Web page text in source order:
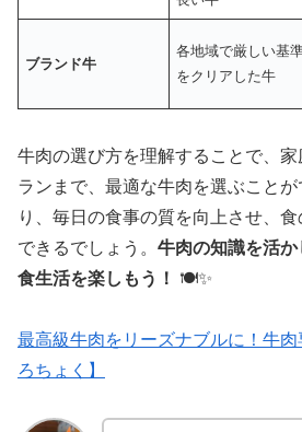
ブランド牛
各地域で厳しい基
をクリアした牛
牛肉の選び方を理解することで、家
ランまで、最適な牛肉を選ぶこと
り、毎日の食事の質を向上させ、
できるでしょう。 牛肉の知識を活
食生活を楽しもう！
🍽✨
最高級牛肉をリーズナブルに！牛
ろちょく】